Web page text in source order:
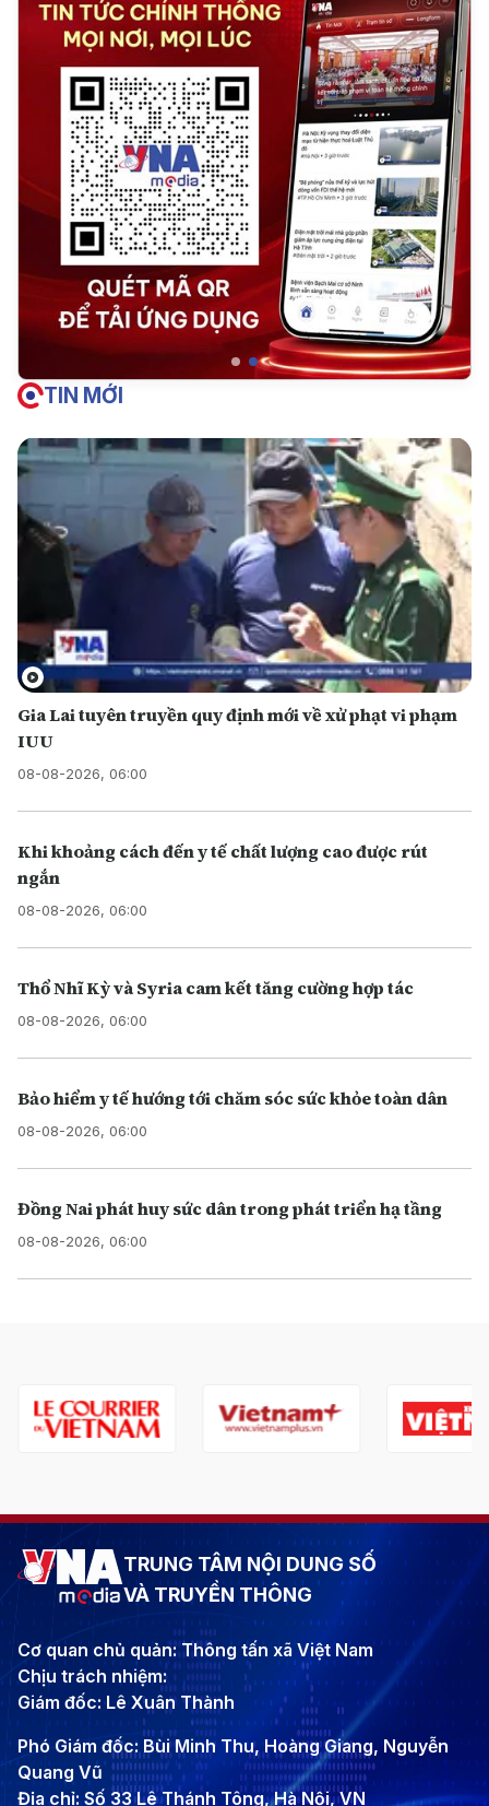
TIN MỚI
Gia Lai tuyên truyền quy định mới về xử phạt vi phạm
IUU
08-08-2026, 06:00
Khi khoảng cách đến y tế chất lượng cao được rút
ngắn
08-08-2026, 06:00
Thổ Nhĩ Kỳ và Syria cam kết tăng cường hợp tác
08-08-2026, 06:00
Bảo hiểm y tế hướng tới chăm sóc sức khỏe toàn dân
08-08-2026, 06:00
Đồng Nai phát huy sức dân trong phát triển hạ tầng
08-08-2026, 06:00
TRUNG TÂM NỘI DUNG SỐ
VÀ TRUYỀN THÔNG
Cơ quan chủ quản: Thông tấn xã Việt Nam
Chịu trách nhiệm:
Giám đốc: Lê Xuân Thành
Phó Giám đốc: Bùi Minh Thu, Hoàng Giang, Nguyễn
Quang Vũ
Địa chỉ: Số 33 Lê Thánh Tông, Hà Nội, VN